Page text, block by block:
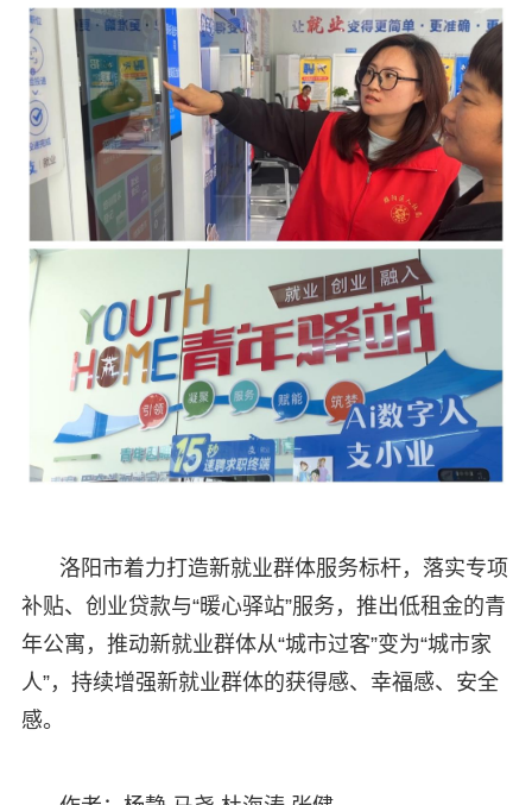
洛阳市着力打造新就业群体服务标杆，落实专项
补贴、创业贷款与“暖心驿站”服务，推出低租金的青
年公寓，推动新就业群体从“城市过客”变为“城市家
人”，持续增强新就业群体的获得感、幸福感、安全
感。